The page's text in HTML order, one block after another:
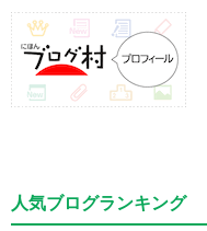
人気ブログランキング